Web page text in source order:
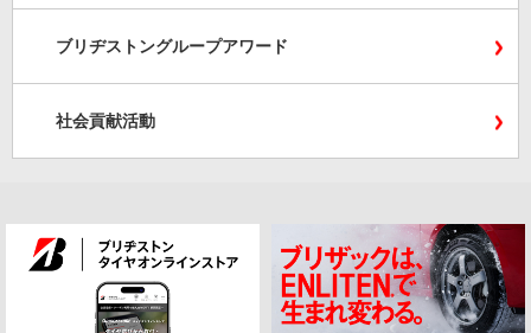
ブリヂストングループアワード
社会貢献活動